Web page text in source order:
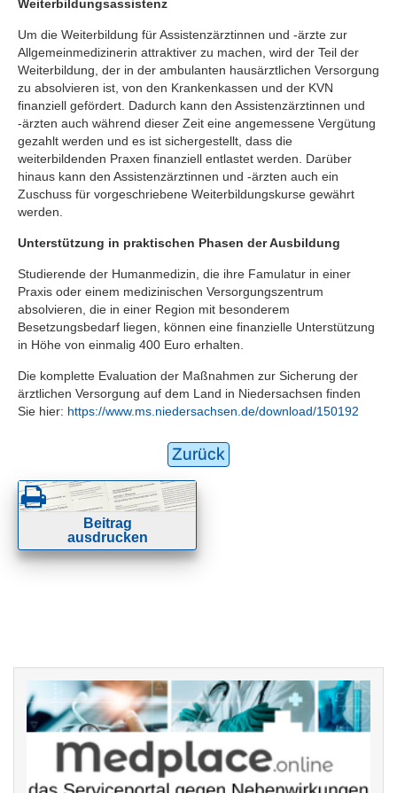
Weiterbildungsassistenz
Um die Weiterbildung für Assistenzärztinnen und -ärzte zur
Allgemeinmedizinerin attraktiver zu machen, wird der Teil der
Weiterbildung, der in der ambulanten hausärztlichen Versorgung
zu absolvieren ist, von den Krankenkassen und der KVN
finanziell gefördert. Dadurch kann den Assistenzärztinnen und
-ärzten auch während dieser Zeit eine angemessene Vergütung
gezahlt werden und es ist sichergestellt, dass die
weiterbildenden Praxen finanziell entlastet werden. Darüber
hinaus kann den Assistenzärztinnen und -ärzten auch ein
Zuschuss für vorgeschriebene Weiterbildungskurse gewährt
werden.
Unterstützung in praktischen Phasen der Ausbildung
Studierende der Humanmedizin, die ihre Famulatur in einer
Praxis oder einem medizinischen Versorgungszentrum
absolvieren, die in einer Region mit besonderem
Besetzungsbedarf liegen, können eine finanzielle Unterstützung
in Höhe von einmalig 400 Euro erhalten.
Die komplette Evaluation der Maßnahmen zur Sicherung der
ärztlichen Versorgung auf dem Land in Niedersachsen finden
Sie hier: https://www.ms.niedersachsen.de/download/150192
Zurück
Beitrag
ausdrucken